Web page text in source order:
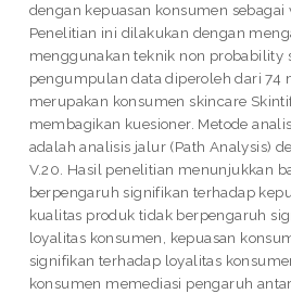
dengan kepuasan konsumen sebagai
Penelitian ini dilakukan dengan
menggunakan teknik non probability
pengumpulan data diperoleh dari 74
merupakan konsumen skincare
membagikan kuesioner. Metode
adalah analisis jalur (Path Analysis)
V.20. Hasil penelitian menunjukkan
berpengaruh signifikan terhadap
kualitas produk tidak berpengaruh
loyalitas konsumen, kepuasan
signifikan terhadap loyalitas
konsumen memediasi pengaruh